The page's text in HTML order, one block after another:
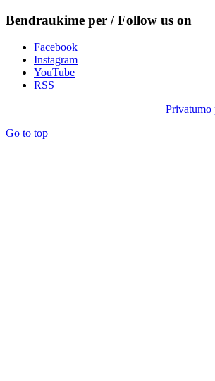
Bendraukime per / Follow us on
Facebook
Instagram
YouTube
RSS
Privatumo
Go to top